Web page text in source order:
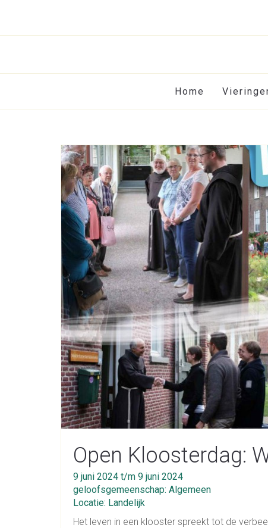
Home
Open Kloosterdag:
9 juni 2024 t/m 9 juni 2024
geloofsgemeenschap: Algemeen
Locatie: Landelijk
Het leven in een klooster spreekt tot de